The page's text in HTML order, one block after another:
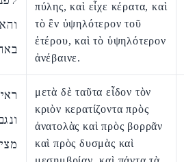
πύλης, καὶ εἶχε κέρατα, καὶ
τὸ ἓν ὑψηλότερον τοῦ
ἑτέρου, καὶ τὸ ὑψηλότερον
ἀνέβαινε.
μετὰ δὲ ταῦτα εἶδον τὸν
κριὸν κερατίζοντα πρὸς
ἀνατολὰς καὶ πρὸς βορρᾶν
καὶ πρὸς δυσμὰς καὶ